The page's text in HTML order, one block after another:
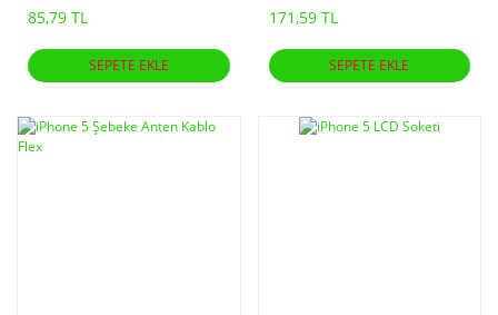
85,79 TL
SEPETE EKLE
171,59 TL
SEPETE EKLE